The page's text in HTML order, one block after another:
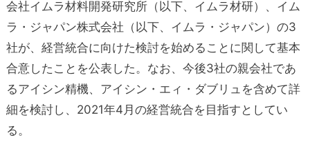
会社イムラ材料開発研究所（以下、イムラ材研）、イム
ラ・ジャパン株式会社（以下、イムラ・ジャパン）の3
社が、経営統合に向けた検討を始めることに関して基本
合意したことを公表した。なお、今後3社の親会社であ
るアイシン精機、アイシン・エィ・ダブリュを含めて詳
細を検討し、2021年4月の経営統合を目指すとしてい
る。